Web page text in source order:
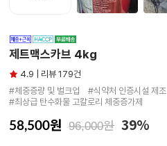
제트맥스카브 4kg
4.9 | 리뷰 179건
#체중증량 및 벌크업　#식약처 인증시설 제조
#최상급 탄수화물 고칼로리 체중증가제
58,500원 96,000원 39%